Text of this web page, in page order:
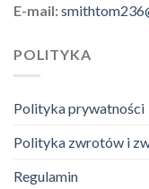
E-mail:
POLITYKA
Polityka prywatności
Polityka zwrotów i
Regulamin